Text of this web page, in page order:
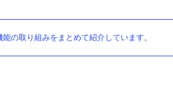
の取り組みをまとめて紹介しています。